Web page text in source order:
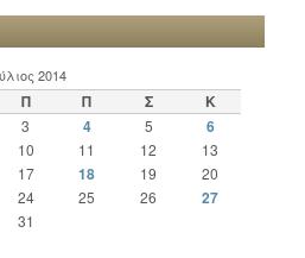
2014
Π Π Σ
Κ
3 4 5 6
10 11 12
13
17 18 19 20
24 25 26 27
31